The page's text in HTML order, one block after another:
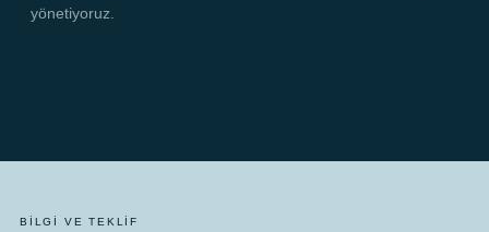
yönetiyoruz.
BILGI VE TEKLIF